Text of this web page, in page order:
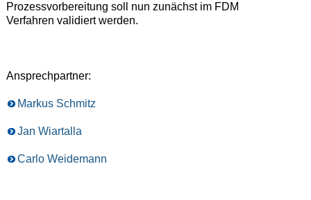
Prozessvorbereitung soll nun zunächst im FDM
Verfahren validiert werden.
Ansprechpartner:
Markus Schmitz
Jan Wiartalla
Carlo Weidemann